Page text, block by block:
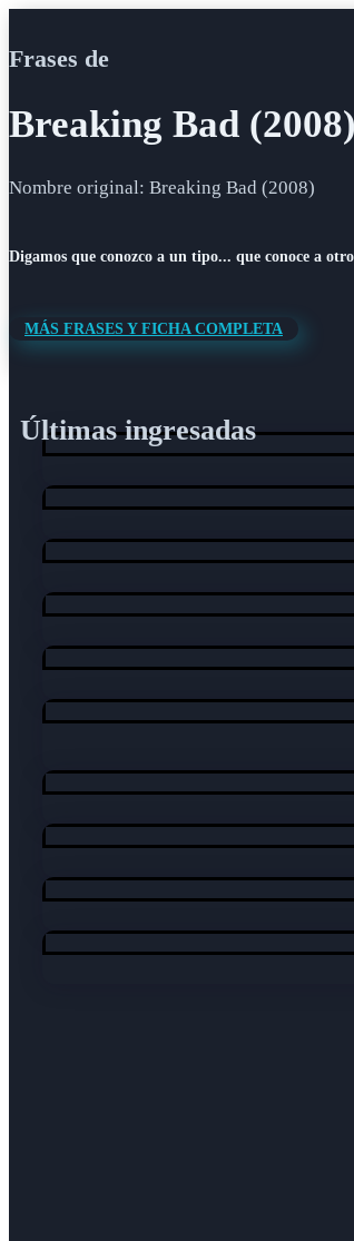
Frases de
Breaking Bad (2008)
Nombre original: Breaking Bad (2008)
Digamos que conozco a un tipo... que conoce a
MÁS FRASES Y FICHA COMPLETA
Últimas ingresadas